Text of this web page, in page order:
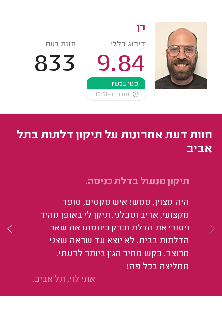
רן
דירוג כללי
9.84
חוות דעת
833
פנוי עכשיו
עודכן ב-15:51
חוות דעת אחרונות על תיקון דלתות בתל
אביב
תיקון מנעול בדלת כניסה.
היה מצוין, ממש! איש מקסים, סופר
מקצועי, אדיב וסבלני. תיקן לי באופן מהיר
ויסודי את הדלת ובדק ביוזמתו את שאר
הדלתות בבית. לא יוצא עד שראה שאני
מרוצה. בקש מחיר הגון ביותר לדעתי.
ממליצה בכל פה!
אתי לוי, תל אביב.